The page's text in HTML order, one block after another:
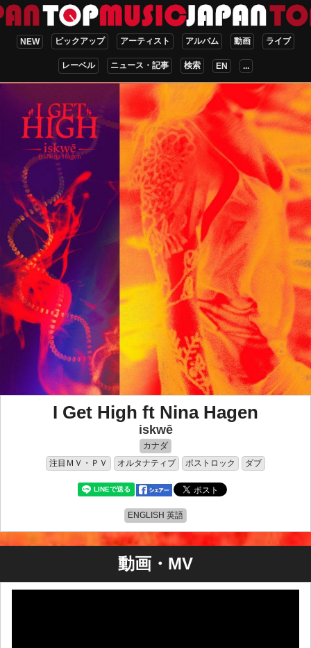
NEW ピックアップ アーティスト アルバム 動画 ライブ
レーベル ニュース・記事 検索 EN ...
I Get High ft Nina Hagen
iskwē
カナダ
注目ＭＶ・ＰＶ
オルタナティブ ポストロック ダブ
ENGLISH 英語
動画・MV